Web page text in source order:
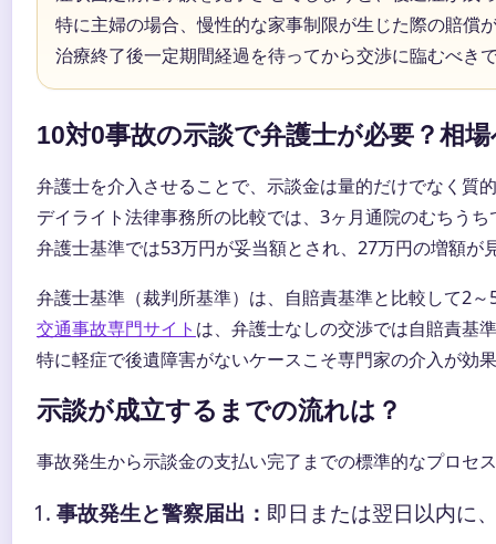
特に主婦の場合、慢性的な家事制限が生じた際の賠償
治療終了後一定期間経過を待ってから交渉に臨むべき
10対0事故の示談で弁護士が必要？相
弁護士を介入させることで、示談金は量的だけでなく質
デイライト法律事務所の比較では、3ヶ月通院のむちう
弁護士基準では53万円が妥当額とされ、27万円の増額が
弁護士基準（裁判所基準）は、自賠責基準と比較して2
交通事故専門サイト は、弁護士なしの交渉では自賠責基
特に軽症で後遺障害がないケースこそ専門家の介入が効
示談が成立するまでの流れは？
事故発生から示談金の支払い完了までの標準的なプロセ
事故発生と警察届出： 即日または翌日以内に